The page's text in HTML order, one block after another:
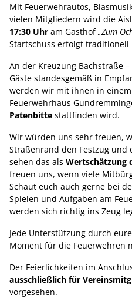
Mit Feuerwehrautos,
vielen Mitgliedern wird die
17:30 Uhr am Gasthof„Zum
Startschuss erfolgt traditionell
An der Kreuzung Bachstraße
Gäste standesgemäß in
werden wir mit ihnen in einem
Feuerwehrhaus
Patenbitte stattfinden wird.
Wir würden uns sehr freuen,
Straßenrand den Festzug
sehen das als Wertschätzung
freuen uns, wenn viele
Schaut euch auch gerne bei
Spielen und Aufgaben am
werden sich richtig ins Zeug
Jede Unterstützung durch
Moment für die Feuerwehren
Der Feierlichkeiten im
ausschließlich für
vorgesehen.